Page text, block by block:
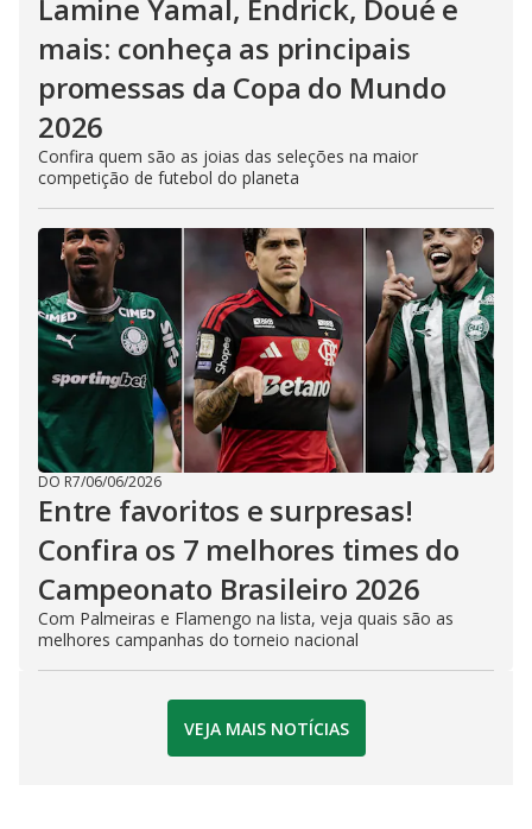
Lamine Yamal, Endrick, Doué e
mais: conheça as principais
promessas da Copa do Mundo
2026
Confira quem são as joias das seleções na maior
competição de futebol do planeta
DO R7/06/06/2026
Entre favoritos e surpresas!
Confira os 7 melhores times do
Campeonato Brasileiro 2026
Com Palmeiras e Flamengo na lista, veja quais são as
melhores campanhas do torneio nacional
VEJA MAIS NOTÍCIAS